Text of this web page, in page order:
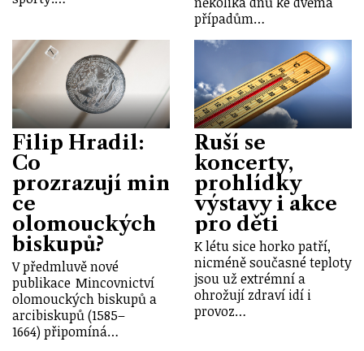
případům…
Filip Hradil:
Co
prozrazují min
ce
olomouckých
biskupů?
V předmluvě nové
publikace Mincovnictví
olomouckých biskupů a
arcibiskupů (1585–
1664) připomíná…
Ruší se
koncerty,
prohlídky
výstavy i akce
pro děti
K létu sice horko patří,
nicméně současné teploty
jsou už extrémní a
ohrožují zdraví idí i
provoz…